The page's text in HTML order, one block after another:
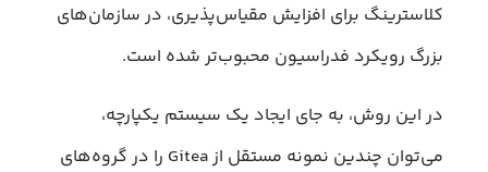
کلاسترینگ برای افزایش مقیاس‌پذیری، در سازمان‌های
بزرگ رویکرد فدراسیون محبوب‌تر شده است.
در این روش، به جای ایجاد یک سیستم یکپارچه،
می‌توان چندین نمونه مستقل از Gitea را در گروه‌های